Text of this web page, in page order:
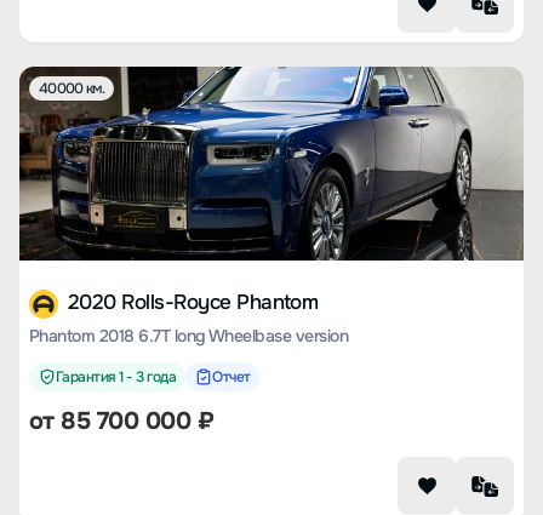
40000 км.
2020 Rolls-Royce Phantom
Phantom 2018 6.7T long Wheelbase version
Гарантия 1 - 3 года Отчет
от 85 700 000₽